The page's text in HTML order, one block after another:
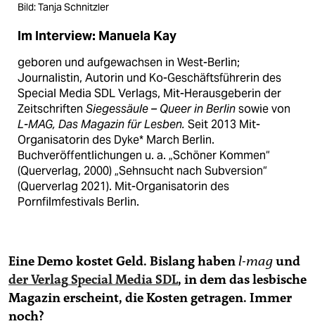
Bild: Tanja Schnitzler
Im Interview: Manuela Kay
geboren und aufgewachsen in West-Berlin;
Journalistin, Autorin und Ko-Geschäftsführerin des
Special Media SDL Verlags, Mit-Herausgeberin der
Zeitschriften Siegessäule – Queer in Berlinsowie von
L-MAG, Das Magazin für Lesben. Seit 2013 Mit-
Organisatorin des Dyke* March Berlin.
Buchveröffentlichungen u. a. „Schöner Kommen“
(Querverlag, 2000) „Sehnsucht nach Subversion“
(Querverlag 2021). Mit-Organisatorin des
Pornfilmfestivals Berlin.
Eine Demo kostet Geld. Bislang habenl-magund
der VerlagSpecial Media SDL, in dem das lesbische
Magazin erscheint, die Kosten getragen. Immer
noch?